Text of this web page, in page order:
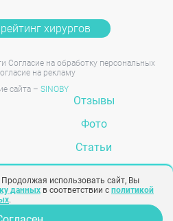
хирургов
Согласие на обработку персональных
на рекламу
сайта – SINOBY
Отзывы
Фото
Статьи
использовать сайт, Вы
данных в соответствии с политикой
.